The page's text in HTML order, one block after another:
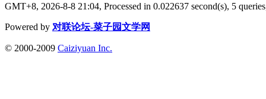
GMT+8, 2026-8-8 21:04, Processed in 0.022637 second(s), 5
Powered by 对联论坛-菜子园文学网
© 2000-2009 Caiziyuan Inc.